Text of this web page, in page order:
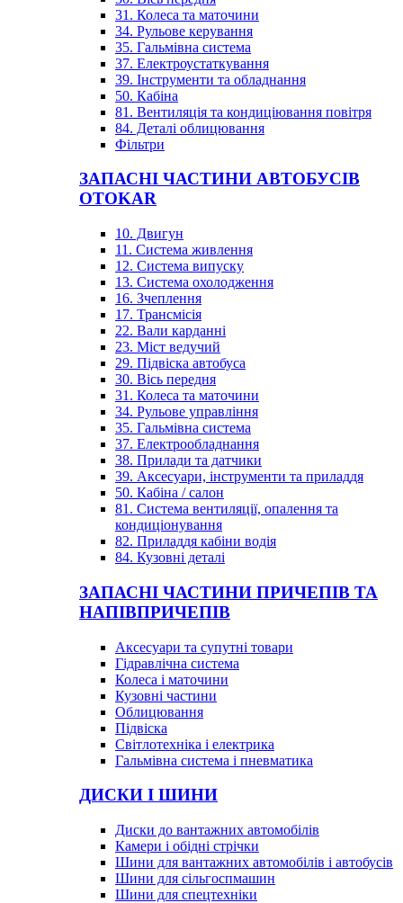
31. Колеса та маточини
34. Рульове керування
35. Гальмівна система
37. Електроустаткування
39. Інструменти та обладнання
50. Кабіна
81. Вентиляція та кондиціювання повітря
84. Деталі облицювання
Фільтри
ЗАПАСНІ ЧАСТИНИ АВТОБУСІВ
OTOKAR
10. Двигун
11. Система живлення
12. Система випуску
13. Система охолодження
16. Зчеплення
17. Трансмісія
22. Вали карданні
23. Міст ведучий
29. Підвіска автобуса
30. Вісь передня
31. Колеса та маточини
34. Рульове управління
35. Гальмівна система
37. Електрообладнання
38. Прилади та датчики
39. Аксесуари, інструменти та приладдя
50. Кабіна / салон
81. Система вентиляції, опалення та
кондиціонування
82. Приладдя кабіни водія
84. Кузовні деталі
ЗАПАСНІ ЧАСТИНИ ПРИЧЕПІВ ТА
НАПІВПРИЧЕПІВ
Аксесуари та супутні товари
Гідравлічна система
Колеса і маточини
Кузовні частини
Облицювання
Підвіска
Світлотехніка і електрика
Гальмівна система і пневматика
ДИСКИ І ШИНИ
Диски до вантажних автомобілів
Камери і обідні стрічки
Шини для вантажних автомобілів і автобусів
Шини для сільгоспмашин
Шини для спецтехніки